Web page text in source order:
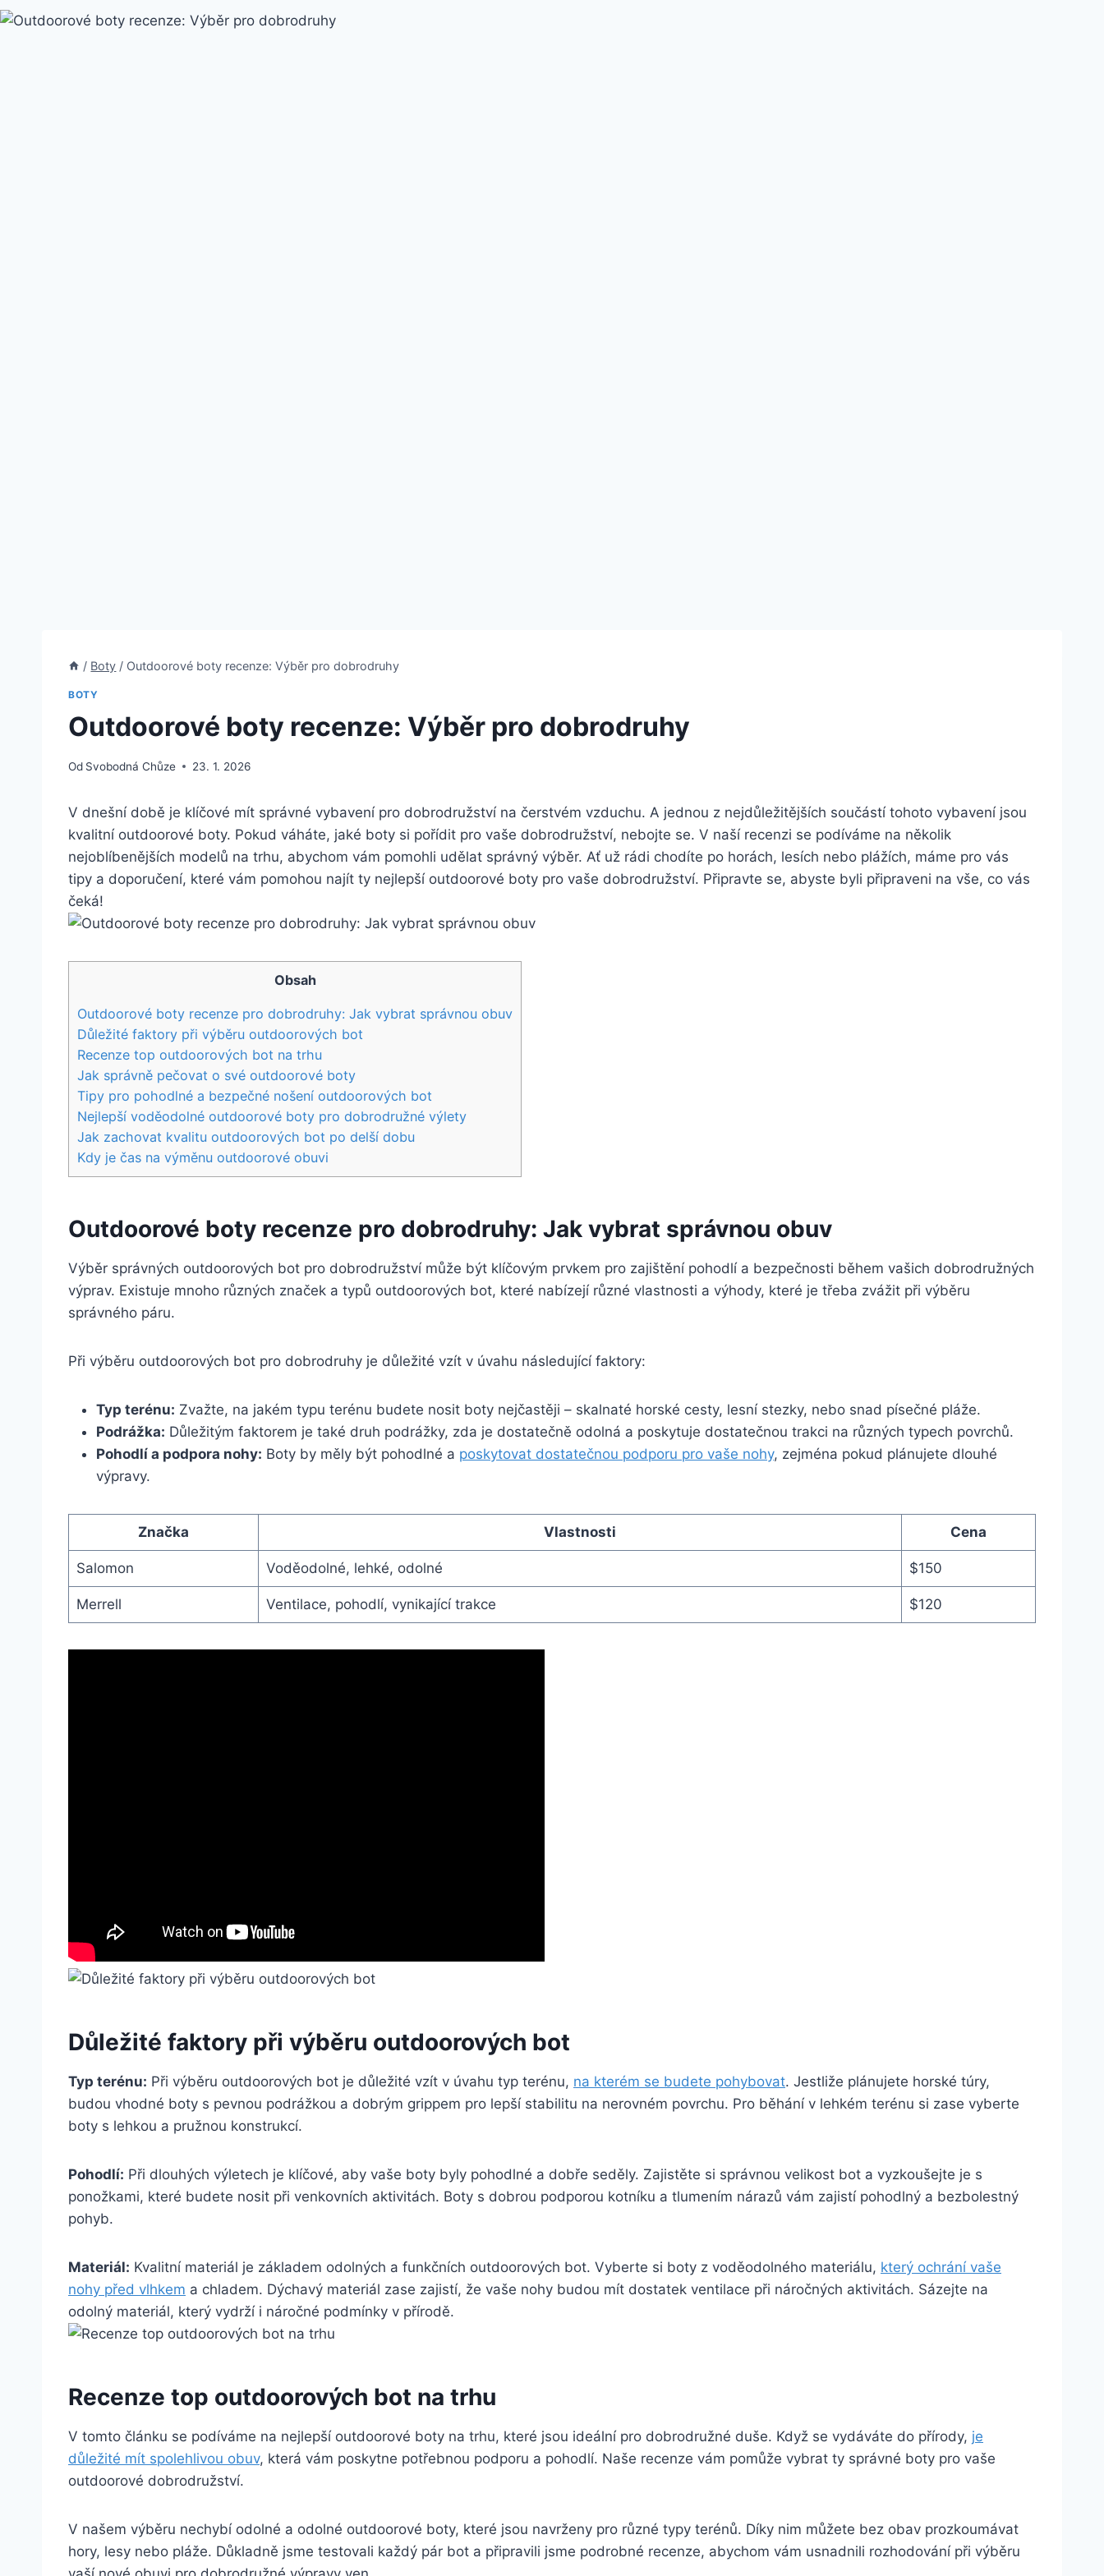
/ Boty / Outdoorové boty recenze: Výběr pro dobrodruhy
BOTY
Outdoorové boty recenze: Výběr pro dobrodruhy
Od Svobodná Chůze 23. 1. 2026
V dnešní době⁣ je​ klíčové mít⁢ správné vybavení pro dobrodružství⁢ na‌ čerstvém ​vzduchu. A jednou z ⁤nejdůležitějších součástí tohoto vybavení ⁤jsou
kvalitní outdoorové⁤ boty. Pokud váháte, jaké boty si‌ pořídit ​pro vaše‍ dobrodružství, nebojte se. ‍V naší recenzi se⁣ podíváme na několik
nejoblíbenějších modelů na‌ trhu, abychom vám pomohli udělat správný výběr. Ať už⁣ rádi chodíte po horách, lesích nebo plážích, máme pro vás
tipy a doporučení, které vám pomohou najít ty nejlepší ‍outdoorové boty pro vaše dobrodružství. Připravte se, abyste ​byli připraveni na vše, co vás
‍čeká!
Obsah
Outdoorové boty recenze pro dobrodruhy: Jak vybrat správnou obuv
Důležité faktory při výběru outdoorových ⁢bot
Recenze⁢ top outdoorových ​bot na trhu
Jak správně pečovat o své outdoorové boty
Tipy pro pohodlné⁣ a bezpečné nošení outdoorových bot
Nejlepší voděodolné outdoorové boty pro dobrodružné ​výlety
Jak‌ zachovat kvalitu outdoorových bot po delší dobu
Kdy je čas na výměnu outdoorové obuvi
Outdoorové boty recenze pro dobrodruhy: Jak vybrat správnou obuv
Výběr správných outdoorových bot pro ​dobrodružství může být klíčovým prvkem ‍pro zajištění pohodlí a ⁣bezpečnosti během vašich dobrodružných
výprav. Existuje⁢ mnoho různých značek a typů​ outdoorových bot, které nabízejí různé vlastnosti‍ a výhody, které je​ třeba zvážit při výběru
správného páru.
Při‌ výběru outdoorových bot⁢ pro ‌dobrodruhy je důležité vzít v úvahu následující faktory:
Typ‍ terénu: Zvažte, na‌ jakém typu terénu budete‍ nosit boty ⁤nejčastěji – ​skalnaté horské cesty, lesní ⁢stezky,⁤ nebo snad písečné pláže.
Podrážka: Důležitým faktorem je také druh podrážky, ​zda je dostatečně odolná a poskytuje dostatečnou trakci na různých typech povrchů.
Pohodlí a ⁣podpora nohy: Boty by měly ​být pohodlné a poskytovat dostatečnou podporu pro vaše nohy, zejména pokud ‌plánujete dlouhé
výpravy.
Značka Vlastnosti Cena
Salomon Voděodolné, lehké,⁢ odolné $150
Merrell Ventilace, ‌pohodlí, vynikající trakce $120
Důležité faktory při výběru outdoorových ⁢bot
Typ terénu: Při výběru outdoorových bot⁤ je důležité vzít v úvahu ​typ terénu, na kterém se budete pohybovat. Jestliže plánujete horské túry,
budou vhodné boty s pevnou podrážkou‌ a dobrým grippem pro lepší stabilitu na nerovném‌ povrchu. Pro běhání v lehkém terénu si zase vyberte
boty s lehkou a pružnou konstrukcí.
Pohodlí: Při ‍dlouhých výletech je klíčové, aby vaše boty byly pohodlné a ⁢dobře seděly. Zajistěte si správnou velikost bot a vyzkoušejte je s⁣
ponožkami, které ​budete nosit při⁤ venkovních aktivitách.⁤ Boty s dobrou podporou kotníku ‍a tlumením‌ nárazů⁤ vám zajistí pohodlný a bezbolestný
pohyb.
Materiál: Kvalitní materiál je základem odolných a funkčních outdoorových ⁣bot. Vyberte si boty z voděodolného materiálu, který​ ochrání vaše
nohy před ⁣vlhkem a chladem. Dýchavý materiál zase zajistí, že vaše nohy budou mít dostatek ​ventilace při náročných aktivitách.⁤ Sázejte na
odolný materiál, ​který vydrží i náročné podmínky v přírodě.
Recenze⁢ top outdoorových ​bot na trhu
V tomto článku se podíváme na nejlepší outdoorové boty ‌na trhu, které jsou ideální pro dobrodružné duše. Když se vydáváte do přírody, je
⁣důležité mít spolehlivou obuv, která vám poskytne potřebnou podporu a‍ pohodlí. Naše ⁣recenze vám pomůže vybrat ty správné boty pro vaše
outdoorové dobrodružství.
V našem výběru nechybí odolné a odolné outdoorové boty,‍ které jsou navrženy pro různé⁣ typy terénů. Díky nim můžete bez obav prozkoumávat
⁣hory, lesy nebo pláže. Důkladně jsme testovali každý pár ⁣bot a připravili jsme podrobné recenze, abychom vám usnadnili rozhodování při výběru